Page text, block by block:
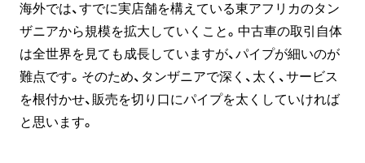
海外では、すでに実店舗を構えている東アフリカのタン
ザニアから規模を拡大していくこと。中古車の取引自体
は全世界を見ても成長していますが、パイプが細いのが
難点です。そのため、タンザニアで深く、太く、サービス
を根付かせ、販売を切り口にパイプを太くしていければ
と思います。